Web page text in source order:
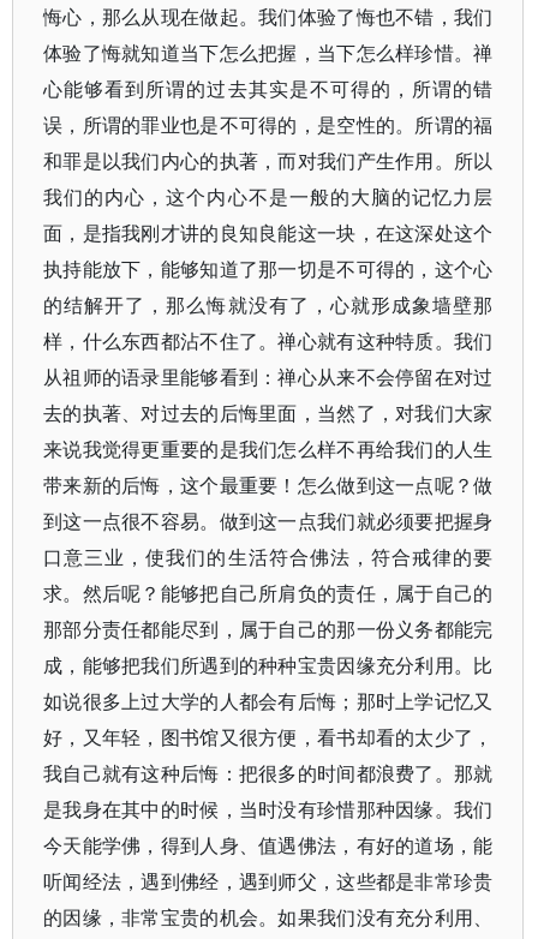
悔心，那么从现在做起。我们体验了悔也不错，我们
体验了悔就知道当下怎么把握，当下怎么样珍惜。禅
心能够看到所谓的过去其实是不可得的，所谓的错
误，所谓的罪业也是不可得的，是空性的。所谓的福
和罪是以我们内心的执著，而对我们产生作用。所以
我们的内心，这个内心不是一般的大脑的记忆力层
面，是指我刚才讲的良知良能这一块，在这深处这个
执持能放下，能够知道了那一切是不可得的，这个心
的结解开了，那么悔就没有了，心就形成象墙壁那
样，什么东西都沾不住了。禅心就有这种特质。我们
从祖师的语录里能够看到：禅心从来不会停留在对过
去的执著、对过去的后悔里面，当然了，对我们大家
来说我觉得更重要的是我们怎么样不再给我们的人生
带来新的后悔，这个最重要！怎么做到这一点呢？做
到这一点很不容易。做到这一点我们就必须要把握身
口意三业，使我们的生活符合佛法，符合戒律的要
求。然后呢？能够把自己所肩负的责任，属于自己的
那部分责任都能尽到，属于自己的那一份义务都能完
成，能够把我们所遇到的种种宝贵因缘充分利用。比
如说很多上过大学的人都会有后悔；那时上学记忆又
好，又年轻，图书馆又很方便，看书却看的太少了，
我自己就有这种后悔：把很多的时间都浪费了。那就
是我身在其中的时候，当时没有珍惜那种因缘。我们
今天能学佛，得到人身、值遇佛法，有好的道场，能
听闻经法，遇到佛经，遇到师父，这些都是非常珍贵
的因缘，非常宝贵的机会。如果我们没有充分利用、